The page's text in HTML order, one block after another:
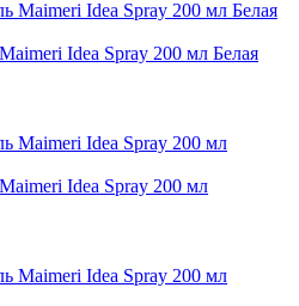
Idea Spray 200 мл Белая
Idea Spray 200 мл